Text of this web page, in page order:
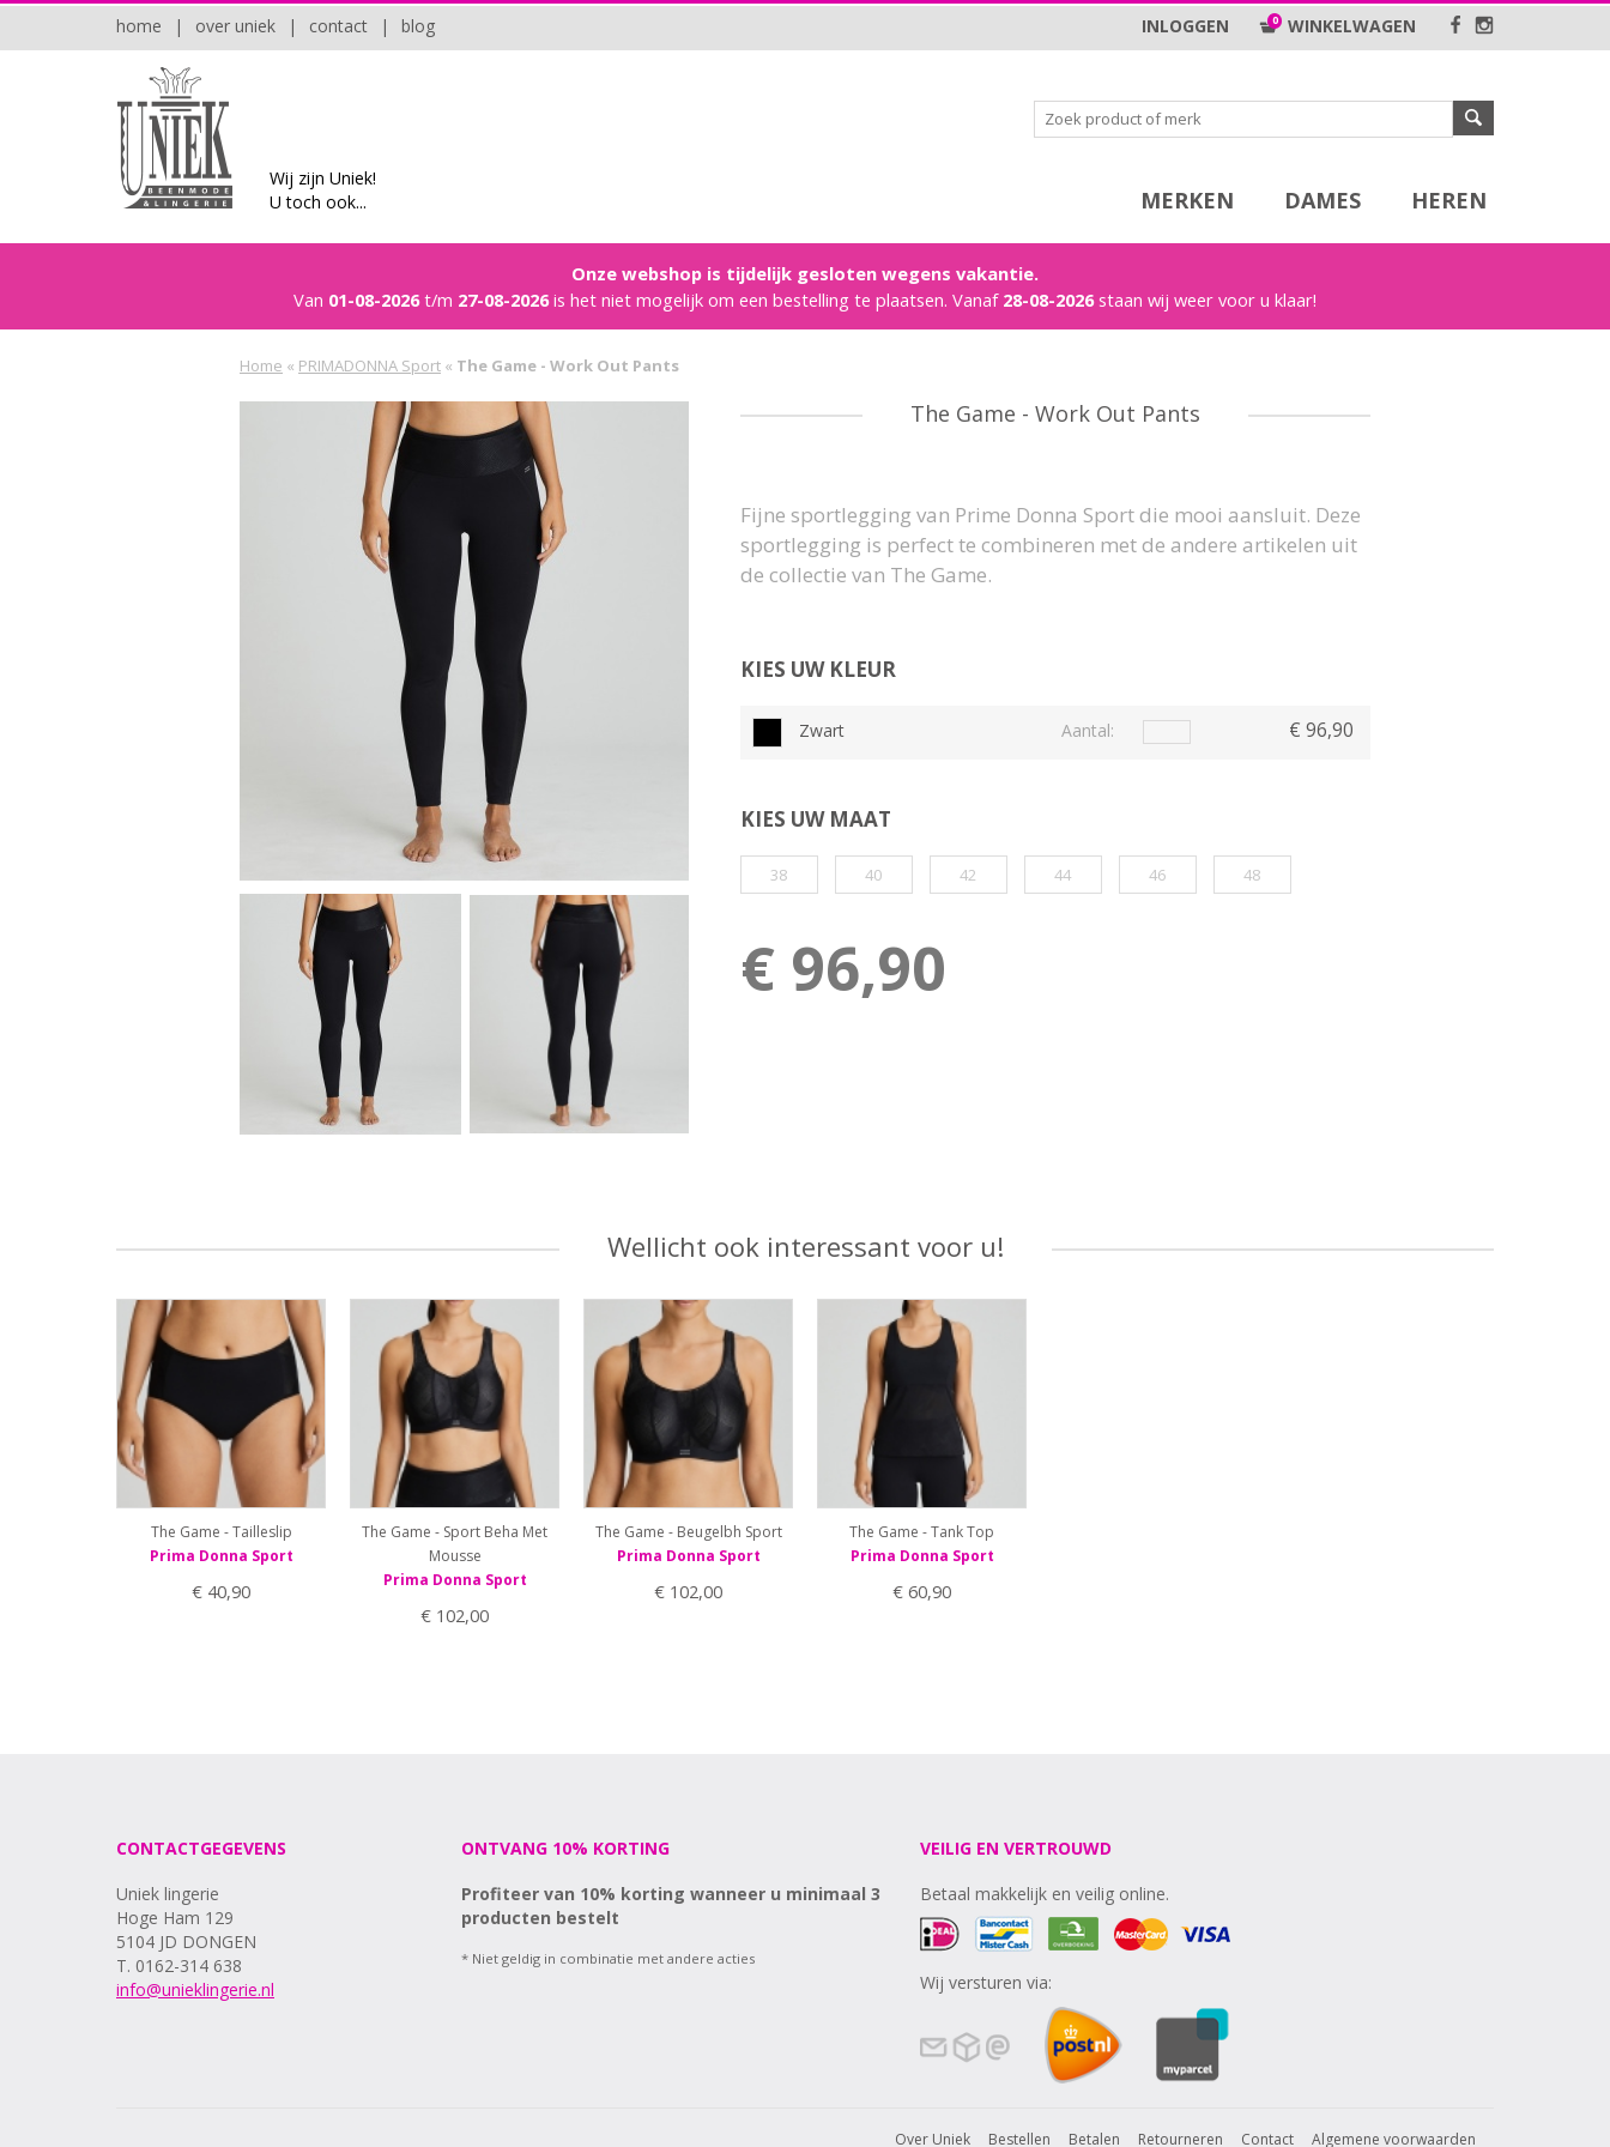
blog
|
contact
|
over uniek
|
home WINKELWAGEN
0
INLOGGEN
Wij zijn Uniek!
U toch ook...
MERKEN DAMES HEREN
Onze webshop is tijdelijk gesloten wegens vakantie.
Van 01-08-2026t/m 27-08-2026is het niet mogelijk om een bestelling te plaatsen. Vanaf 28-08-2026staan wij weer voor u klaar!
Home « PRIMADONNA Sport « The Game - Work Out Pants
The Game - Work Out Pants
Fijne sportlegging van Prime Donna Sport die mooi aansluit. Deze
sportlegging is perfect te combineren met de andere artikelen uit
de collectie van The Game.
KIES UW KLEUR
Zwart Aantal: € 96,90
KIES UW MAAT
38 40 42 44 46 48
€ 96,90
Wellicht ook interessant voor u!
The Game - Tailleslip
Prima Donna Sport
€ 40,90
The Game - Sport Beha Met
Mousse
Prima Donna Sport
€ 102,00
The Game - Beugelbh Sport
Prima Donna Sport
€ 102,00
The Game - Tank Top
Prima Donna Sport
€ 60,90
CONTACTGEGEVENS
Uniek lingerie
Hoge Ham 129
5104 JD DONGEN
T. 0162-314 638
info@unieklingerie.nl
ONTVANG 10% KORTING
Profiteer van 10% korting wanneer u minimaal 3
producten bestelt
* Niet geldig in combinatie met andere acties
VEILIG EN VERTROUWD
Betaal makkelijk en veilig online.
Wij versturen via:
Over Uniek Bestellen Betalen Retourneren Contact Algemene voorwaarden